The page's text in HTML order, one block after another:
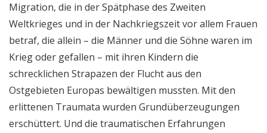
Migration, die in der Spätphase des Zweiten
Weltkrieges und in der Nachkriegszeit vor allem Frauen
betraf, die allein – die Männer und die Söhne waren im
Krieg oder gefallen – mit ihren Kindern die
schrecklichen Strapazen der Flucht aus den
Ostgebieten Europas bewältigen mussten. Mit den
erlittenen Traumata wurden Grundüberzeugungen
erschüttert. Und die traumatischen Erfahrungen